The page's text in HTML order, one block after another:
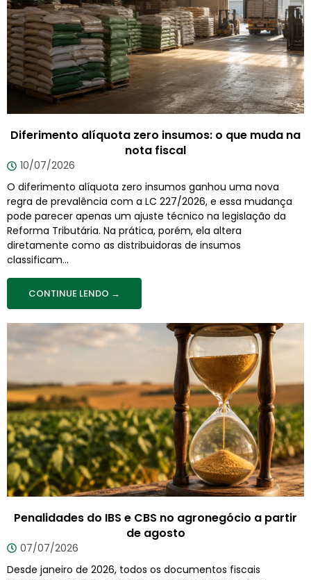
Diferimento alíquota zero insumos: o que muda na
nota fiscal
10/07/2026
O diferimento alíquota zero insumos ganhou uma nova
regra de prevalência com a LC 227/2026, e essa mudança
pode parecer apenas um ajuste técnico na legislação da
Reforma Tributária. Na prática, porém, ela altera
diretamente como as distribuidoras de insumos
classificam...
CONTINUE LENDO →
Penalidades do IBS e CBS no agronegócio a partir
de agosto
07/07/2026
Desde janeiro de 2026, todos os documentos fiscais